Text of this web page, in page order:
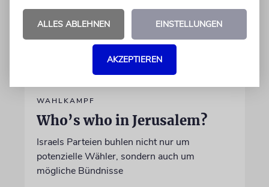
WAHLKAMPF
Who’s who in Jerusalem?
Israels Parteien buhlen nicht nur um
potenzielle Wähler, sondern auch um
mögliche Bündnisse
ALLES ABLEHNEN EINSTELLUNGEN
AKZEPTIEREN